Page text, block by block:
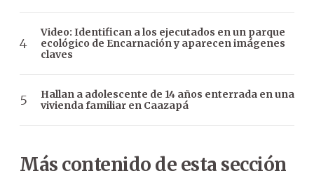
Video: Identifican a los ejecutados en un parque
ecológico de Encarnación y aparecen imágenes
claves
Hallan a adolescente de 14 años enterrada en una
vivienda familiar en Caazapá
Más contenido de esta sección